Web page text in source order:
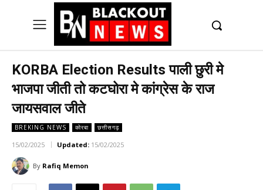
KORBA Election Results पाली छुरी मे
भाजपा जीती तो कटघोरा मे कांग्रेस के राज
जायसवाल जीते
BREKING NEWS कोरबा छत्तीसगढ़
15/02/2025 Updated: 15/02/2025
By Rafiq Memon